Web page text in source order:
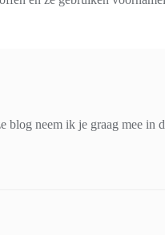
blog neem ik je graag mee in